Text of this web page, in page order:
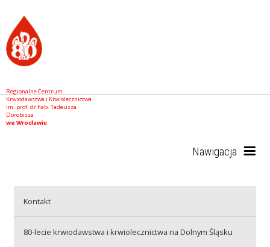
Regionalne Centrum
Krwiodawstwa i Krwiolecznictwa
im. prof. dr hab. Tadeusza
Dorobisza
we Wrocławiu
Nawigacja
Kontakt
80-lecie krwiodawstwa i krwiolecznictwa na Dolnym Śląsku